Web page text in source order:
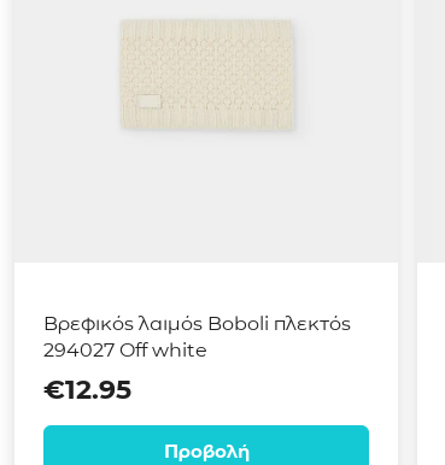
Βρεφικός λαιμός Boboli πλεκτός
294027 Off white
€12.95
Προβολή